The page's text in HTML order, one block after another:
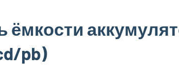
ёмкости
pb)